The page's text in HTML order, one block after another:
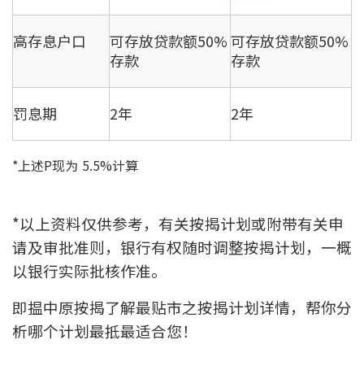
高存息户口
可存放贷款额50%
存款
可存放贷款额50%
存款
罚息期 2年 2年
*上述P现为 5.5%计算
*以上资料仅供参考，有关按揭计划或附带有关申
请及审批准则，银行有权随时调整按揭计划，一概
以银行实际批核作准。
即揾中原按揭了解最贴市之按揭计划详情，帮你分
析哪个计划最抵最适合您！